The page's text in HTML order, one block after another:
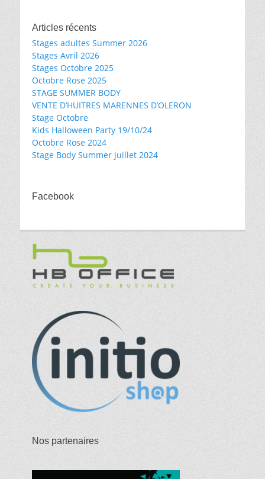
Articles récents
Stages adultes Summer 2026
Stages Avril 2026
Stages Octobre 2025
Octobre Rose 2025
STAGE SUMMER BODY
VENTE D’HUITRES MARENNES D’OLERON
Stage Octobre
Kids Halloween Party 19/10/24
Octobre Rose 2024
Stage Body Summer juillet 2024
Facebook
Nos partenaires